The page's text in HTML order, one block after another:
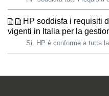
HP soddisfa i requisiti
vigenti in Italia per la